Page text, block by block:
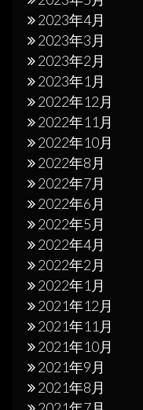
2023年4月
2023年3月
2023年2月
2023年1月
2022年12月
2022年11月
2022年10月
2022年8月
2022年7月
2022年6月
2022年5月
2022年4月
2022年2月
2022年1月
2021年12月
2021年11月
2021年10月
2021年9月
2021年8月